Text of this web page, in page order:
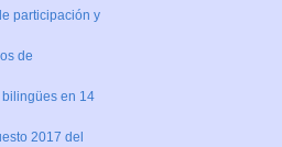
participación y
de
bilingües en 14
2017 del